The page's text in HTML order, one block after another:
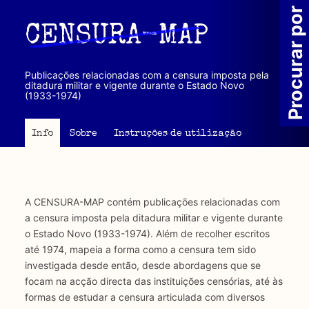
principal
CENSURA-MAP
Publicações relacionadas com a censura imposta pela
ditadura militar e vigente durante o Estado Novo
(1933-1974)
Info Sobre Instruções de utilização
A CENSURA-MAP contém publicações relacionadas com
a censura imposta pela ditadura militar e vigente durante
o Estado Novo (1933-1974). Além de recolher escritos
até 1974, mapeia a forma como a censura tem sido
investigada desde então, desde abordagens que se
focam na acção directa das instituições censórias, até às
formas de estudar a censura articulada com diversos
Procurar por